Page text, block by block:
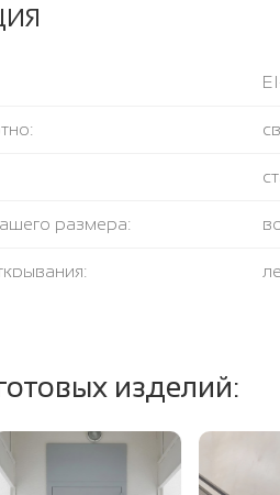
размера:
изделий: